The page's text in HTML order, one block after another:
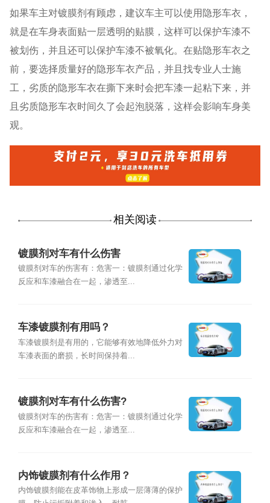
如果车主对镀膜剂有顾虑，建议车主可以使用隐形车衣，
就是在车身表面贴一层透明的贴膜，这样可以保护车漆不
被划伤，并且还可以保护车漆不被氧化。在贴隐形车衣之
前，要选择质量好的隐形车衣产品，并且找专业人士施
工，劣质的隐形车衣在撕下来时会把车漆一起粘下来，并
且劣质隐形车衣时间久了会起泡脱落，这样会影响车身美
观。
相关阅读
镀膜剂对车有什么伤害
镀膜剂对车的伤害有：危害一：镀膜剂通过化学
反应和车漆融合在一起，渗透至...
车漆镀膜剂有用吗？
车漆镀膜剂是有用的，它能够有效地降低外力对
车漆表面的磨损，长时间保持着...
镀膜剂对车有什么伤害?
镀膜剂对车的伤害有：危害一：镀膜剂通过化学
反应和车漆融合在一起，渗透至...
内饰镀膜剂有什么作用？
内饰镀膜剂能在皮革饰物上形成一层薄薄的保护